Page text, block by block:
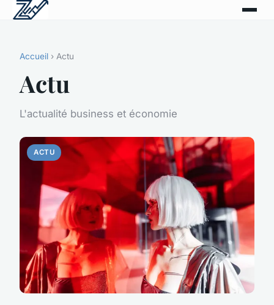
Accueil › Actu
Actu
L'actualité business et économie
ACTU